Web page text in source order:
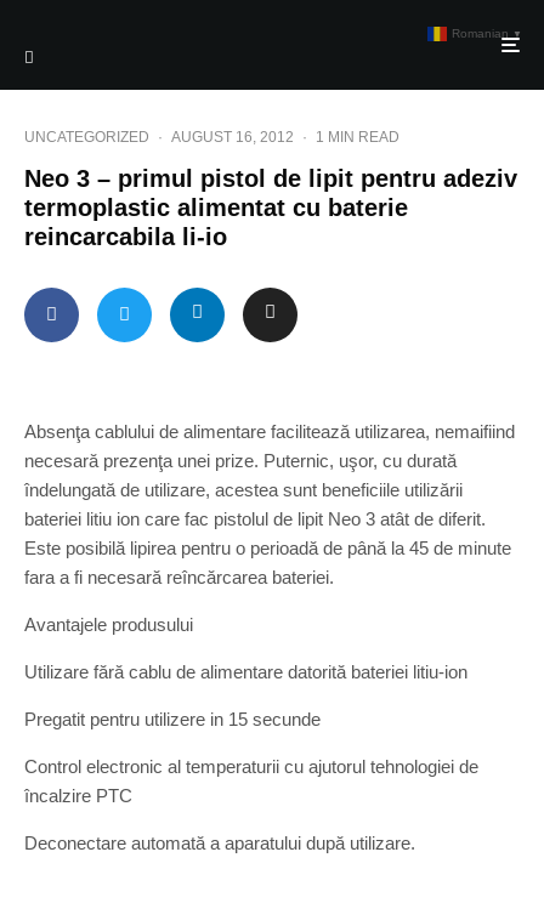
UNCATEGORIZED · AUGUST 16, 2012 · 1 MIN READ
Neo 3 – primul pistol de lipit pentru adeziv
termoplastic alimentat cu baterie
reincarcabila li-io
Absenţa cablului de alimentare facilitează utilizarea, nemaifiind
necesară prezenţa unei prize. Puternic, uşor, cu durată
îndelungată de utilizare, acestea sunt beneficiile utilizării
bateriei litiu ion care fac pistolul de lipit Neo 3 atât de diferit.
Este posibilă lipirea pentru o perioadă de până la 45 de minute
fara a fi necesară reîncărcarea bateriei.
Avantajele produsului
Utilizare fără cablu de alimentare datorită bateriei litiu-ion
Pregatit pentru utilizere in 15 secunde
Control electronic al temperaturii cu ajutorul tehnologiei de
încalzire PTC
Deconectare automată a aparatului după utilizare.
Romanian ▼